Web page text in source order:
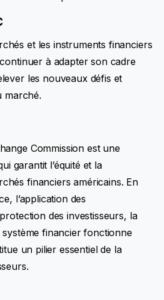
et les instruments financiers
à adapter son cadre
les nouveaux défis et
marché.
Commission est une
garantit l’équité et la
financiers américains. En
l’application des
des investisseurs, la
système financier fonctionne
un pilier essentiel de la